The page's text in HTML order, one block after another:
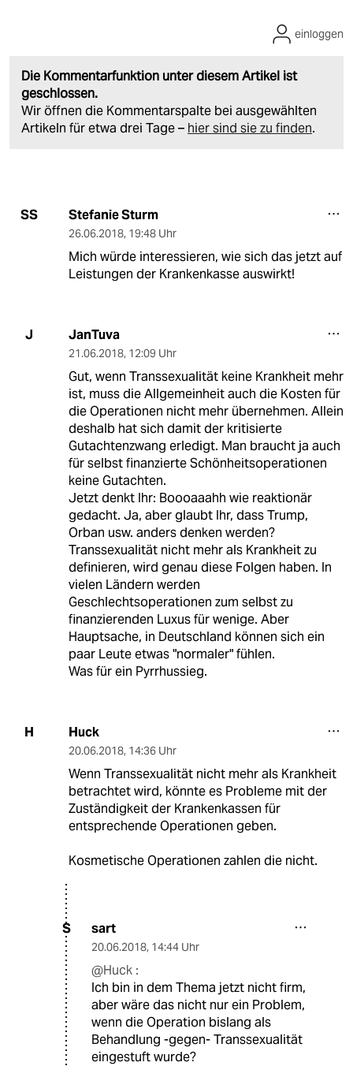
Die Kommentarfunktion unter diesem Artikel ist
geschlossen.
Wir öffnen die Kommentarspalte bei ausgewählten
Artikeln für etwa drei Tage – hier sind sie zu finden.
einloggen
SS Stefanie Sturm
26.06.2018, 19:48 Uhr
Mich würde interessieren, wie sich das jetzt auf
Leistungen der Krankenkasse auswirkt!
J JanTuva
21.06.2018, 12:09 Uhr
Gut, wenn Transsexualität keine Krankheit mehr
ist, muss die Allgemeinheit auch die Kosten für
die Operationen nicht mehr übernehmen. Allein
deshalb hat sich damit der kritisierte
Gutachtenzwang erledigt. Man braucht ja auch
für selbst finanzierte Schönheitsoperationen
keine Gutachten.
Jetzt denkt Ihr: Boooaaahh wie reaktionär
gedacht. Ja, aber glaubt Ihr, dass Trump,
Orban usw. anders denken werden?
Transsexualität nicht mehr als Krankheit zu
definieren, wird genau diese Folgen haben. In
vielen Ländern werden
Geschlechtsoperationen zum selbst zu
finanzierenden Luxus für wenige. Aber
Hauptsache, in Deutschland können sich ein
paar Leute etwas "normaler" fühlen.
Was für ein Pyrrhussieg.
H Huck
20.06.2018, 14:36 Uhr
Wenn Transsexualität nicht mehr als Krankheit
betrachtet wird, könnte es Probleme mit der
Zuständigkeit der Krankenkassen für
entsprechende Operationen geben.
Kosmetische Operationen zahlen die nicht.
S sart
20.06.2018, 14:44 Uhr
@Huck :
Ich bin in dem Thema jetzt nicht firm,
aber wäre das nicht nur ein Problem,
wenn die Operation bislang als
Behandlung -gegen- Transsexualität
eingestuft wurde?